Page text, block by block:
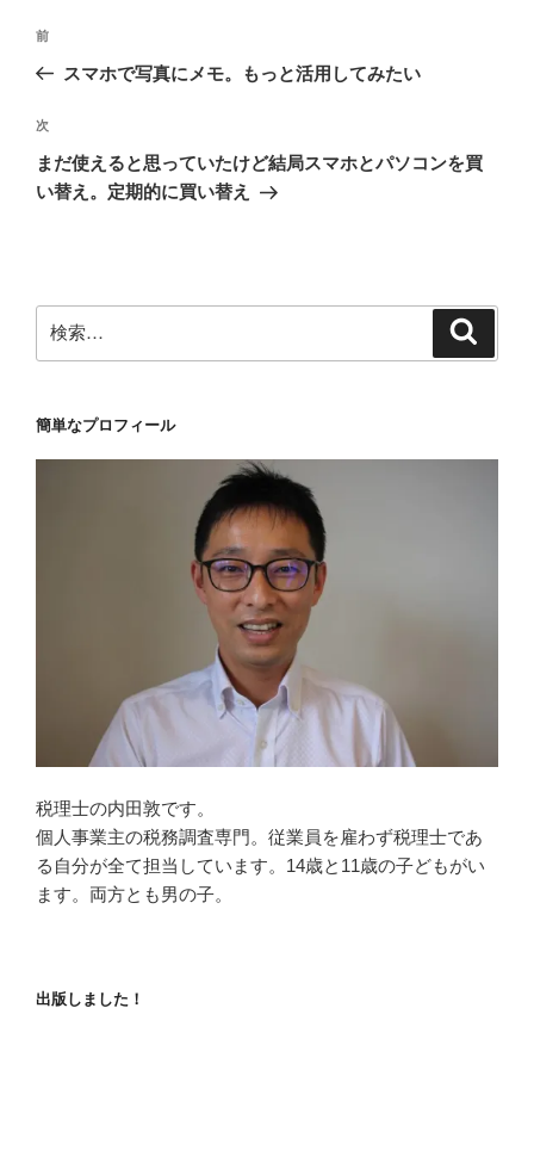
投
ナ
ビ
ゲ
ー
前
の
稿
前
スマホで写真にメモ。もっと活用してみたい
次
の
投
次
まだ使えると思っていたけど結局スマホとパソコンを買
い替え。定期的に買い替え
索:
簡単なプロフィール
税理士の内田敦です。
個人事業主の税務調査専門。従業員を雇わず税理士であ
る自分が全て担当しています。14歳と11歳の子どもがい
ます。両方とも男の子。
出版しました！